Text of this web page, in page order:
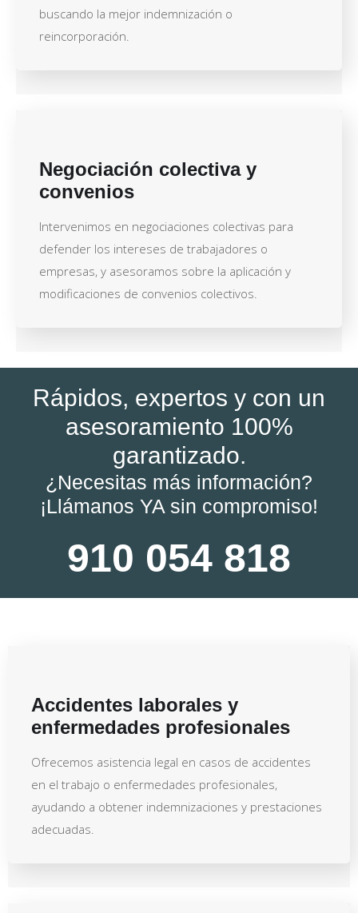
buscando la mejor indemnización o
reincorporación.
Negociación colectiva y
convenios
Intervenimos en negociaciones colectivas para
defender los intereses de trabajadores o
empresas, y asesoramos sobre la aplicación y
modificaciones de convenios colectivos.
Rápidos, expertos y con un
asesoramiento 100%
garantizado.
¿Necesitas más información?
¡Llámanos YA sin compromiso!
910 054 818
Accidentes laborales y
enfermedades profesionales
Ofrecemos asistencia legal en casos de accidentes
en el trabajo o enfermedades profesionales,
ayudando a obtener indemnizaciones y prestaciones
adecuadas.